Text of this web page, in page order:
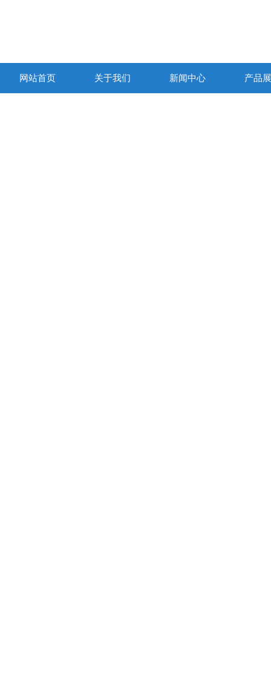
网站首页 关于我们 新闻中心 产品